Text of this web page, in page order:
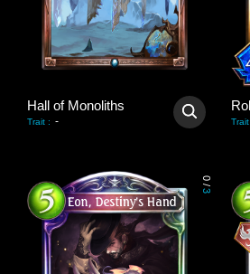
Hall of Monoliths
Trait : - Trait
0
/
3